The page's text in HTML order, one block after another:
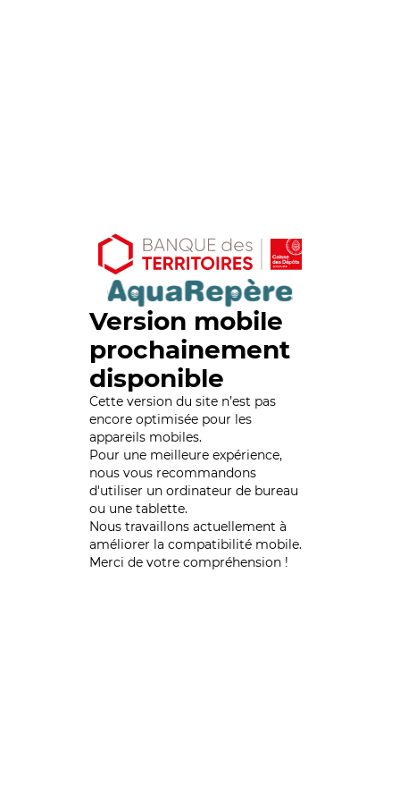
Version mobile
prochainement
disponible
Cette version du site n’est pas
encore optimisée pour les
appareils mobiles.
Pour une meilleure expérience,
nous vous recommandons
d'utiliser un ordinateur de bureau
ou une tablette.
Nous travaillons actuellement à
améliorer la compatibilité mobile.
Merci de votre compréhension !